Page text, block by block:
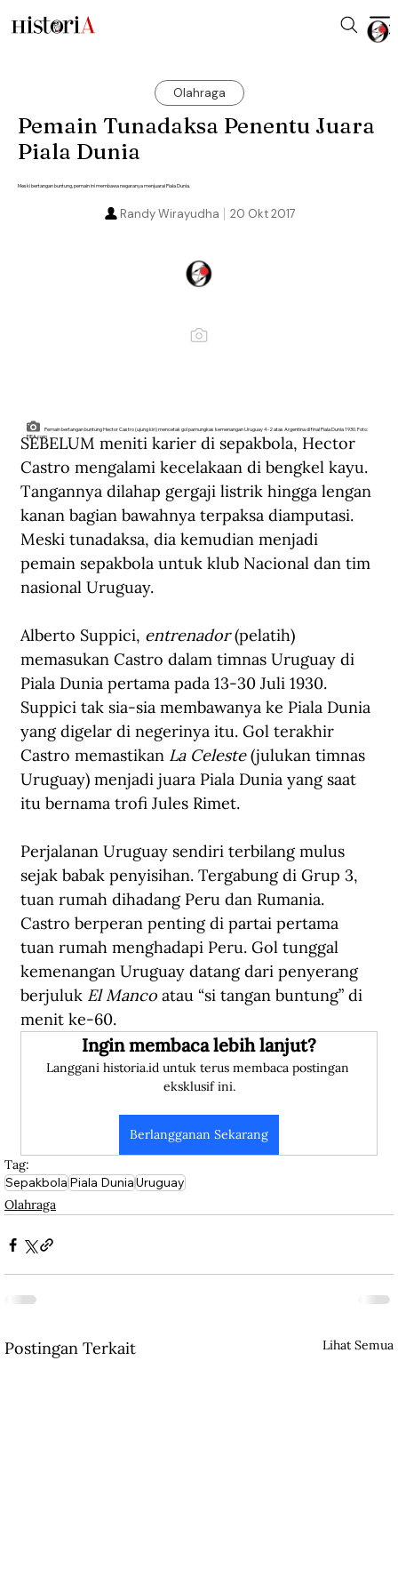
Olahraga
Pemain Tunadaksa Penentu Juara
Piala Dunia
Meski bertangan buntung, pemain ini membawa negaranya menjuarai Piala Dunia.
20 Okt 2017
Randy Wirayudha
Pemain bertangan buntung Hector Castro (ujung kiri) mencetak gol pamungkas kemenangan Uruguay 4-2 atas Argentina di final Piala Dunia 1930. Foto:
FIFA.com
SEBELUM meniti karier di sepakbola, Hector
Castro mengalami kecelakaan di bengkel kayu.
Tangannya dilahap gergaji listrik hingga lengan
kanan bagian bawahnya terpaksa diamputasi.
Meski tunadaksa, dia kemudian menjadi
pemain sepakbola untuk klub Nacional dan tim
nasional Uruguay.
Alberto Suppici, entrenador (pelatih)
memasukan Castro dalam timnas Uruguay di
Piala Dunia pertama pada 13-30 Juli 1930.
Suppici tak sia-sia membawanya ke Piala Dunia
yang digelar di negerinya itu. Gol terakhir
Castro memastikan La Celeste (julukan timnas
Uruguay) menjadi juara Piala Dunia yang saat
itu bernama trofi Jules Rimet.
Perjalanan Uruguay sendiri terbilang mulus
sejak babak penyisihan. Tergabung di Grup 3,
tuan rumah dihadang Peru dan Rumania.
Castro berperan penting di partai pertama
tuan rumah menghadapi Peru. Gol tunggal
kemenangan Uruguay datang dari penyerang
berjuluk El Manco atau “si tangan buntung” di
menit ke-60.
Ingin membaca lebih lanjut?
Langgani historia.id untuk terus membaca postingan
eksklusif ini.
Berlangganan Sekarang
Tag:
SepakbolaPiala DuniaUruguay
Olahraga
Postingan Terkait Lihat Semua